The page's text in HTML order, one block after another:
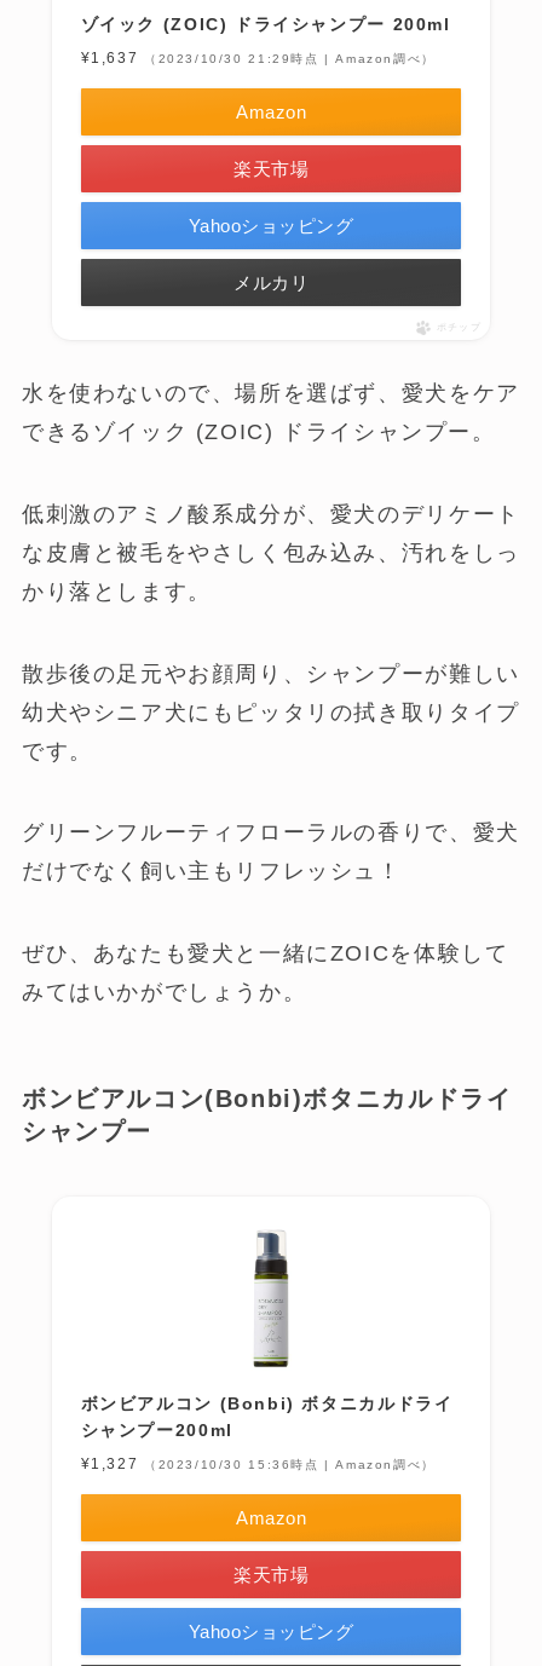
ゾイック (ZOIC) ドライシャンプー 200ml
¥1,637 （2023/10/30 21:29時点 | Amazon調べ）
Amazon
楽天市場
Yahooショッピング
メルカリ
ポチップ
水を使わないので、場所を選ばず、愛犬をケア
できるゾイック (ZOIC) ドライシャンプー。
低刺激のアミノ酸系成分が、愛犬のデリケート
な皮膚と被毛をやさしく包み込み、汚れをしっ
かり落とします。
散歩後の足元やお顔周り、シャンプーが難しい
幼犬やシニア犬にもピッタリの拭き取りタイプ
です。
グリーンフルーティフローラルの香りで、愛犬
だけでなく飼い主もリフレッシュ！
ぜひ、あなたも愛犬と一緒にZOICを体験して
みてはいかがでしょうか。
ボンビアルコン(Bonbi)ボタニカルドライ
シャンプー
ボンビアルコン (Bonbi) ボタニカルドライ
シャンプー200ml
¥1,327 （2023/10/30 15:36時点 | Amazon調べ）
Amazon
楽天市場
Yahooショッピング